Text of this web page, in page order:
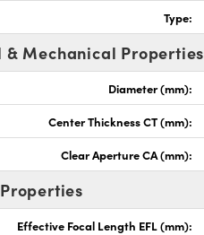
Type:
& Mechanical Properties
Diameter (mm):
Center Thickness CT (mm):
Clear Aperture CA (mm):
Effective Focal Length EFL (mm):